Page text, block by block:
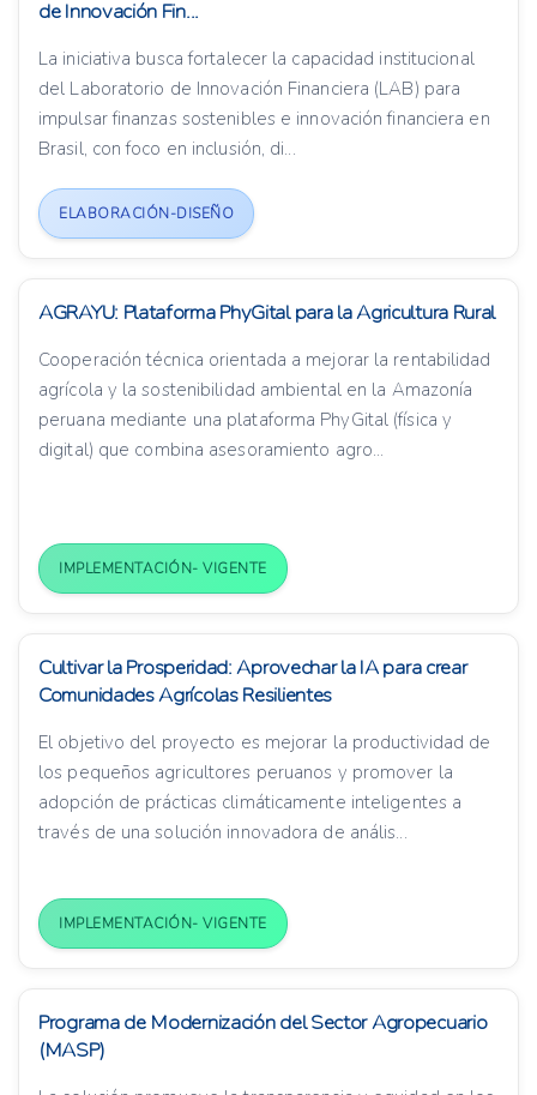
de Innovación Fin...
La iniciativa busca fortalecer la capacidad institucional
del Laboratorio de Innovación Financiera (LAB) para
impulsar finanzas sostenibles e innovación financiera en
Brasil, con foco en inclusión, di...
ELABORACIÓN-DISEÑO
AGRAYU: Plataforma PhyGital para la Agricultura Rural
Cooperación técnica orientada a mejorar la rentabilidad
agrícola y la sostenibilidad ambiental en la Amazonía
peruana mediante una plataforma PhyGital (física y
digital) que combina asesoramiento agro...
IMPLEMENTACIÓN- VIGENTE
Cultivar la Prosperidad: Aprovechar la IA para crear
Comunidades Agrícolas Resilientes
El objetivo del proyecto es mejorar la productividad de
los pequeños agricultores peruanos y promover la
adopción de prácticas climáticamente inteligentes a
través de una solución innovadora de anális...
IMPLEMENTACIÓN- VIGENTE
Programa de Modernización del Sector Agropecuario
(MASP)